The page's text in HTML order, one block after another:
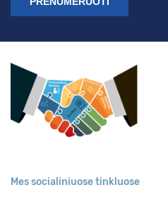
Mes socialiniuose tinkluose